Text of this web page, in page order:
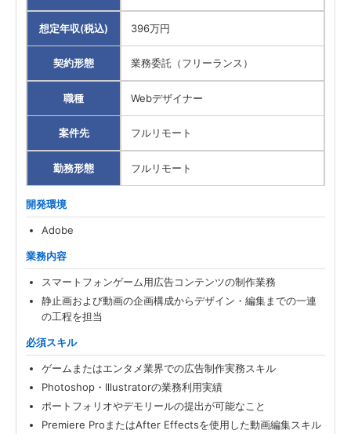
想定年収(税込) 396万円
契約形態 業務委託（フリーランス）
職種 Webデザイナー
案件先 フルリモート
勤務形態 フルリモート
開発環境
Adobe
業務内容
スマートフォンゲーム用広告コンテンツの制作業務
静止画および動画の企画構成からデザイン・編集までの一連
の工程を担当
必須スキル
ゲームまたはエンタメ業界での広告制作実務スキル
Photoshop・Illustratorの業務利用実績
ポートフォリオやデモリールの提出が可能なこと
Premiere ProまたはAfter Effectsを使用した動画編集スキル